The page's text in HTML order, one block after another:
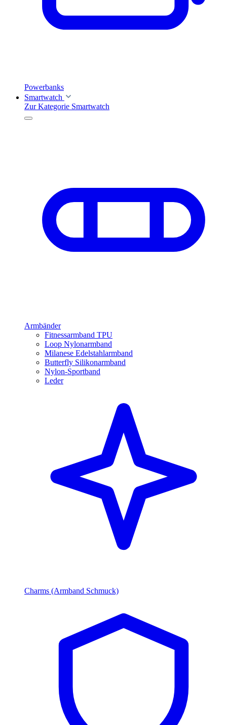
Powerbanks
Smartwatch
Zur Kategorie Smartwatch
Armbänder
Fitnessarmband TPU
Loop Nylonarmband
Milanese Edelstahlarmband
Butterfly Silikonarmband
Nylon-Sportband
Leder
Charms (Armband Schmuck)